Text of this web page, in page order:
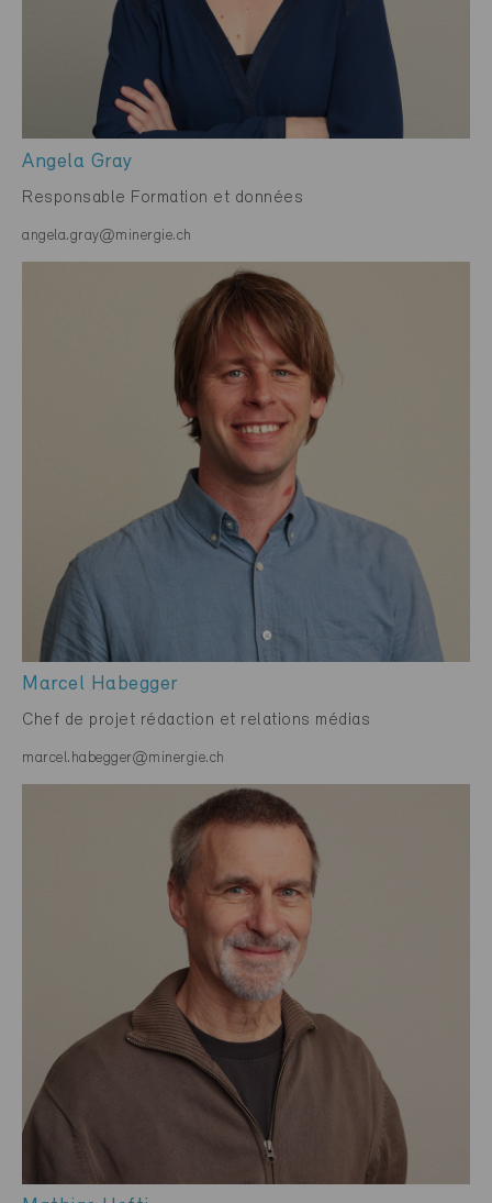
Angela Gray
Responsable Formation et données
angela.gray@minergie.ch
Marcel Habegger
Chef de projet rédaction et relations médias
marcel.habegger@minergie.ch